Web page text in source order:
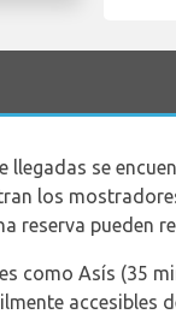
se
los
reserva pueden
como Asís (35
accesibles